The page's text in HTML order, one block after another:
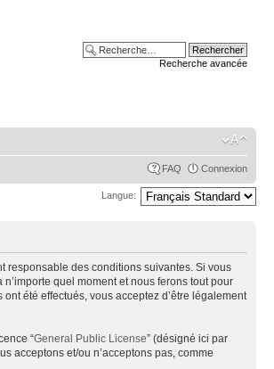
Recherche avancée
FAQ Connexion
Langue:
responsable des conditions suivantes. Si vous
quel moment et nous ferons tout pour
été effectués, vous acceptez d’être légalement
“General Public License” (désigné ici par
acceptons et/ou n’acceptons pas, comme